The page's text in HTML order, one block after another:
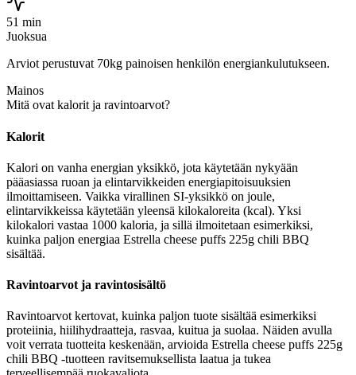
51 min
Juoksua
Arviot perustuvat 70kg painoisen henkilön energiankulutukseen.
Mainos
Mitä ovat kalorit ja ravintoarvot?
Kalorit
Kalori on vanha energian yksikkö, jota käytetään nykyään
pääasiassa ruoan ja elintarvikkeiden energiapitoisuuksien
ilmoittamiseen. Vaikka virallinen SI-yksikkö on joule,
elintarvikkeissa käytetään yleensä kilokaloreita (kcal). Yksi
kilokalori vastaa 1000 kaloria, ja sillä ilmoitetaan esimerkiksi,
kuinka paljon energiaa Estrella cheese puffs 225g chili BBQ
sisältää.
Ravintoarvot ja ravintosisältö
Ravintoarvot kertovat, kuinka paljon tuote sisältää esimerkiksi
proteiinia, hiilihydraatteja, rasvaa, kuitua ja suolaa. Näiden avulla
voit verrata tuotteita keskenään, arvioida Estrella cheese puffs 225g
chili BBQ -tuotteen ravitsemuksellista laatua ja tukea